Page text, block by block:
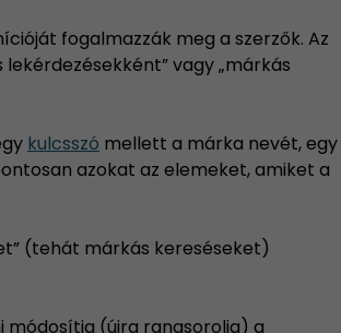
fogalmazzák meg a szerzők. Az
vagy „márkás
kulcsszó mellett a márka nevét, egy
azokat az elemeket, amiket a
(tehát márkás kereséseket)
módosítja (újra rangsorolja) a